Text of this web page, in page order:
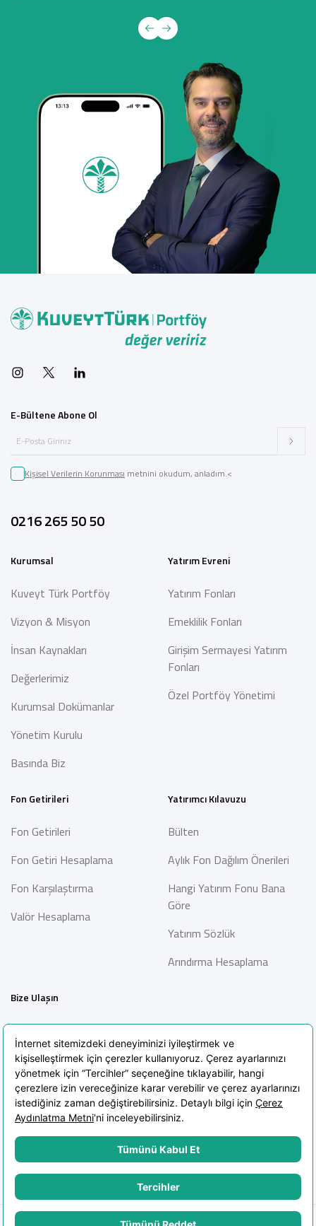
E-Bültene Abone Ol
Kişisel Verilerin Korunması metnini okudum, anladım.<
0216 265 50 50
Kurumsal
Kuveyt Türk Portföy
Vizyon & Misyon
İnsan Kaynakları
Değerlerimiz
Kurumsal Dokümanlar
Yönetim Kurulu
Basında Biz
Yatırım Evreni
Yatırım Fonları
Emeklilik Fonları
Girişim Sermayesi Yatırım
Fonları
Özel Portföy Yönetimi
Fon Getirileri
Fon Getirileri
Fon Getiri Hesaplama
Fon Karşılaştırma
Valör Hesaplama
Yatırımcı Kılavuzu
Bülten
Aylık Fon Dağılım Önerileri
Hangi Yatırım Fonu Bana
Göre
Yatırım Sözlük
Arındırma Hesaplama
Bize Ulaşın
Bilgi Toplumu Hizmetleri
Sıkça Sorulan Sorular Blog
KVKK Aydınlatma Metni
KVKK Politikası
Çerez Politikası